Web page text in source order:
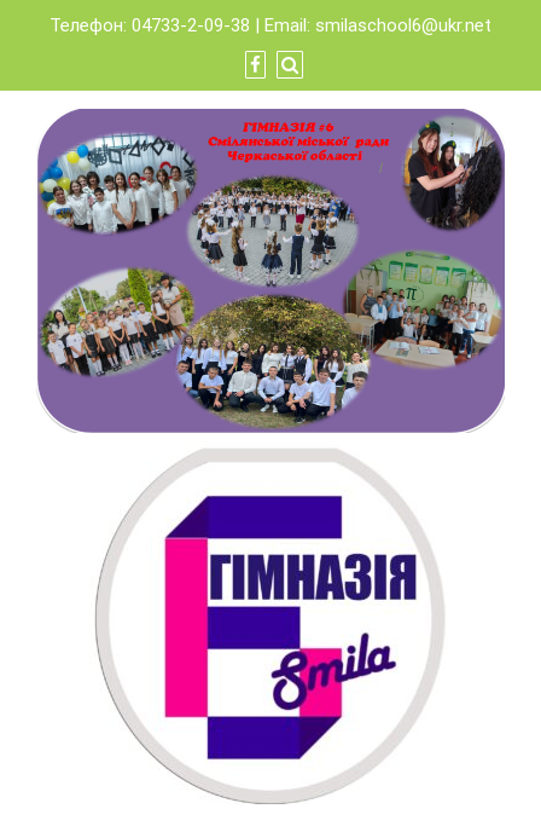
content
Телефон: 04733-2-09-38 | Email: smilaschool6@ukr.net